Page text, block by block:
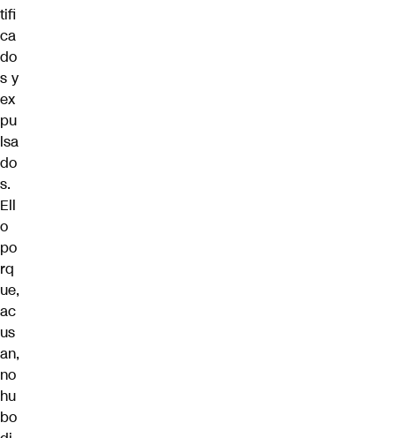
tifi
ca
do
s y
ex
pu
lsa
do
s.
Ell
o
po
rq
ue,
ac
us
an,
no
hu
bo